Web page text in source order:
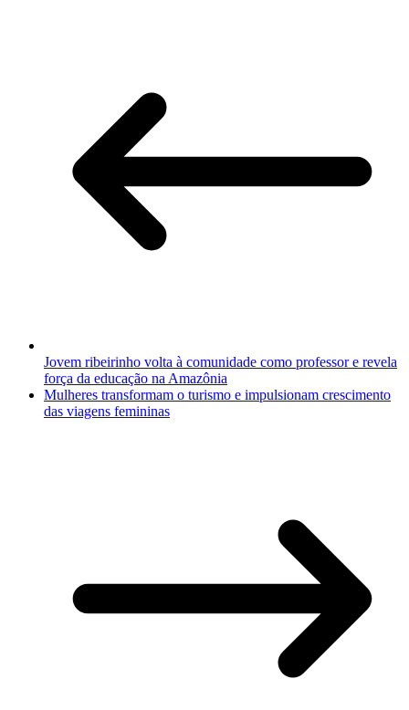
Jovem ribeirinho volta à comunidade como professor e revela
força da educação na Amazônia
Mulheres transformam o turismo e impulsionam crescimento
das viagens femininas